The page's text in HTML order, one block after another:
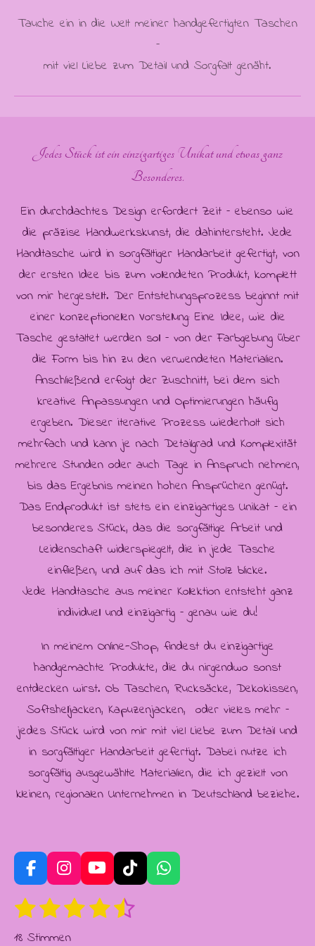
Tauche ein in die Welt meiner handgefertigten Taschen
–
mit viel Liebe zum Detail und Sorgfalt genäht.
Jedes Stück ist ein einzigartiges Unikat und etwas ganz
Besonderes.
Ein durchdachtes Design erfordert Zeit – ebenso wie
die präzise Handwerkskunst, die dahintersteht. Jede
Handtasche wird in sorgfältiger Handarbeit gefertigt, von
der ersten Idee bis zum vollendeten Produkt, komplett
von mir hergestellt. Der Entstehungsprozess beginnt mit
einer konzeptionellen Vorstellung: Eine Idee, wie die
Tasche gestaltet werden soll – von der Farbgebung über
die Form bis hin zu den verwendeten Materialien.
Anschließend erfolgt der Zuschnitt, bei dem sich
kreative Anpassungen und Optimierungen häufig
ergeben. Dieser iterative Prozess wiederholt sich
mehrfach und kann je nach Detailgrad und Komplexität
mehrere Stunden oder auch Tage in Anspruch nehmen,
bis das Ergebnis meinen hohen Ansprüchen genügt.
Das Endprodukt ist stets ein einzigartiges Unikat – ein
besonderes Stück, das die sorgfältige Arbeit und
Leidenschaft widerspiegelt, die in jede Tasche
einfließen, und auf das ich mit Stolz blicke.
Jede Handtasche aus meiner Kollektion entsteht ganz
individuell und einzigartig – genau wie du!
In meinem Online-Shop, findest du einzigartige
handgemachte Produkte, die du nirgendwo sonst
entdecken wirst. Ob Taschen, Rucksäcke, Dekokissen,
Softshelljacken, Kapuzenjacken, oder vieles mehr –
jedes Stück wird von mir mit viel Liebe zum Detail und
in sorgfältiger Handarbeit gefertigt. Dabei nutze ich
sorgfältig ausgewählte Materialien, die ich gezielt von
kleinen, regionalen Unternehmen in Deutschland beziehe.
F
a
c
e
b
I
n
s
a
Y
o
u
T
T
i
k
T
W
h
B
1
S
2
S
3
S
4 5 B
18 Stimmen